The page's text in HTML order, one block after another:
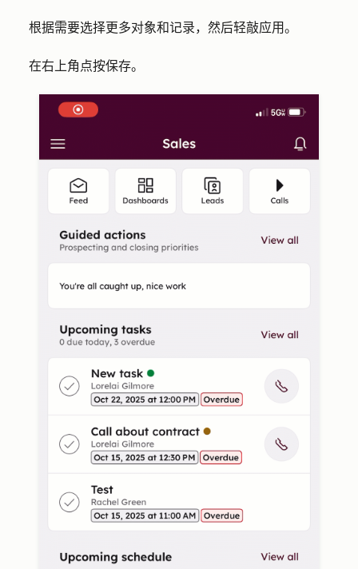
根据需要选择更多对象和记录，然后轻敲应用。
在右上角点按保存。